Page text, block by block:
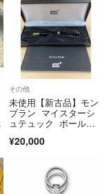
その他
未使用【新古品】モン
ブラン マイスターシ
ュテュック ボールペ
¥20,000